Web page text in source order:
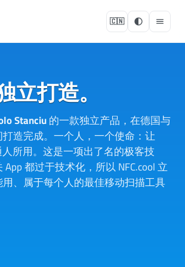
🇨🇳
立打造。
Stanciu的一款独立产品，在德国与
造完成。一个人，一个使命：让
人所用。这是一项出了名的极客技
都过于技术化，所以 NFC.cool 立
、属于每个人的最佳移动扫描工具